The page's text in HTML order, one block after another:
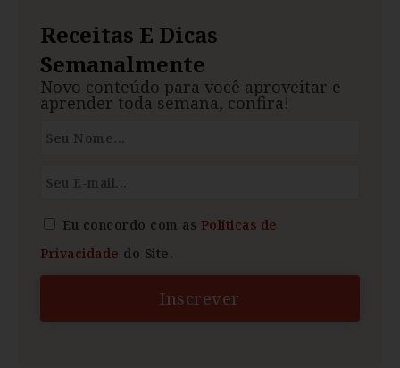
Receitas E Dicas
Semanalmente
Novo conteúdo para você aproveitar e
aprender toda semana, confira!
Eu concordo com as Políticas de
Privacidade do Site.
Inscrever